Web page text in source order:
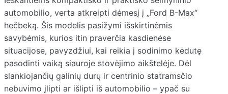
automobilio, verta atkreipti dėmesį į „Ford B-Max“
hečbeką. Šis modelis pasižymi išskirtinėmis
savybėmis, kurios itin praverčia kasdienėse
situacijose, pavyzdžiui, kai reikia į sodinimo kėdutę
pasodinti vaiką siauroje stovėjimo aikštelėje. Dėl
slankiojančių galinių durų ir centrinio statramsčio
nebuvimo įlipti ar išlipti iš automobilio – ypač su